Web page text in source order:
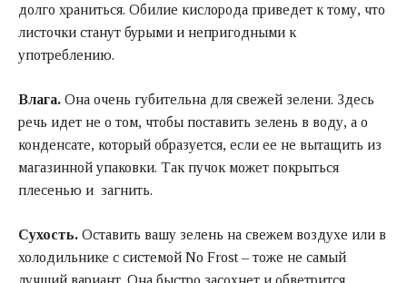
долго храниться. Обилие кислорода приведет к тому, что
листочки станут бурыми и непригодными к
употреблению.
Влага. Она очень губительна для свежей зелени. Здесь
речь идет не о том, чтобы поставить зелень в воду, а о
конденсате, который образуется, если ее не вытащить из
магазинной упаковки. Так пучок может покрыться
плесенью и загнить.
Сухость. Оставить вашу зелень на свежем воздухе или в
холодильнике с системой No Frost – тоже не самый
лучший вариант. Она быстро засохнет и обветрится.